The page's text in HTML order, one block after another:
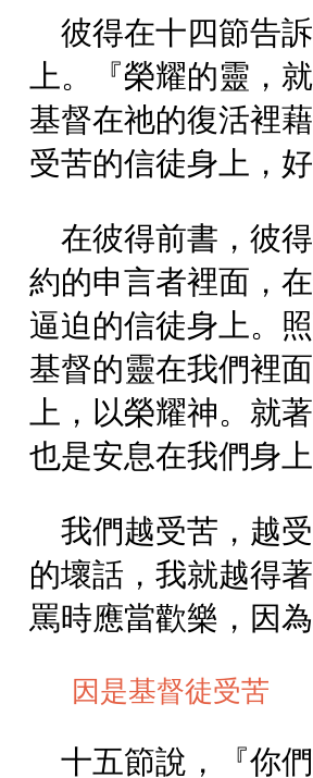
彼得在十四節告
上。『榮耀的靈，
基督在祂的復活裡
受苦的信徒身上，
在彼得前書，彼
約的申言者裡面，
逼迫的信徒身上。
基督的靈在我們裡
上，以榮耀神。就
也是安息在我們身上
我們越受苦，越
的壞話，我就越得
罵時應當歡樂，因
因是基督徒受苦
十五節說，『你